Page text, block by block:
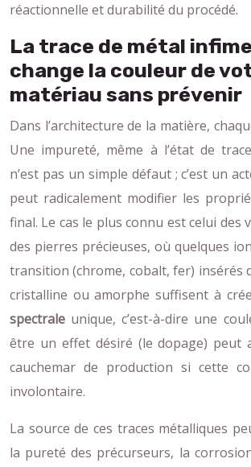
réactionnelle et durabilité du procédé.
La trace de métal
change la couleur de
matériau sans prévenir
Dans l’architecture de la matière,
Une impureté, même à l’état de
n’est pas un simple défaut ; c’est un
peut radicalement modifier les
final. Le cas le plus connu est celui des
des pierres précieuses, où quelques
transition (chrome, cobalt, fer) insérés
cristalline ou amorphe suffisent à
spectrale unique, c’est-à-dire une
être un effet désiré (le dopage) peut
cauchemar de production si cette
involontaire.
La source de ces traces métalliques
la pureté des précurseurs, la